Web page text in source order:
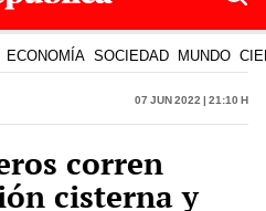
ECONOMÍA SOCIEDAD MUNDO
07 Jun 2022 | 21:10 h
corren
cisterna y